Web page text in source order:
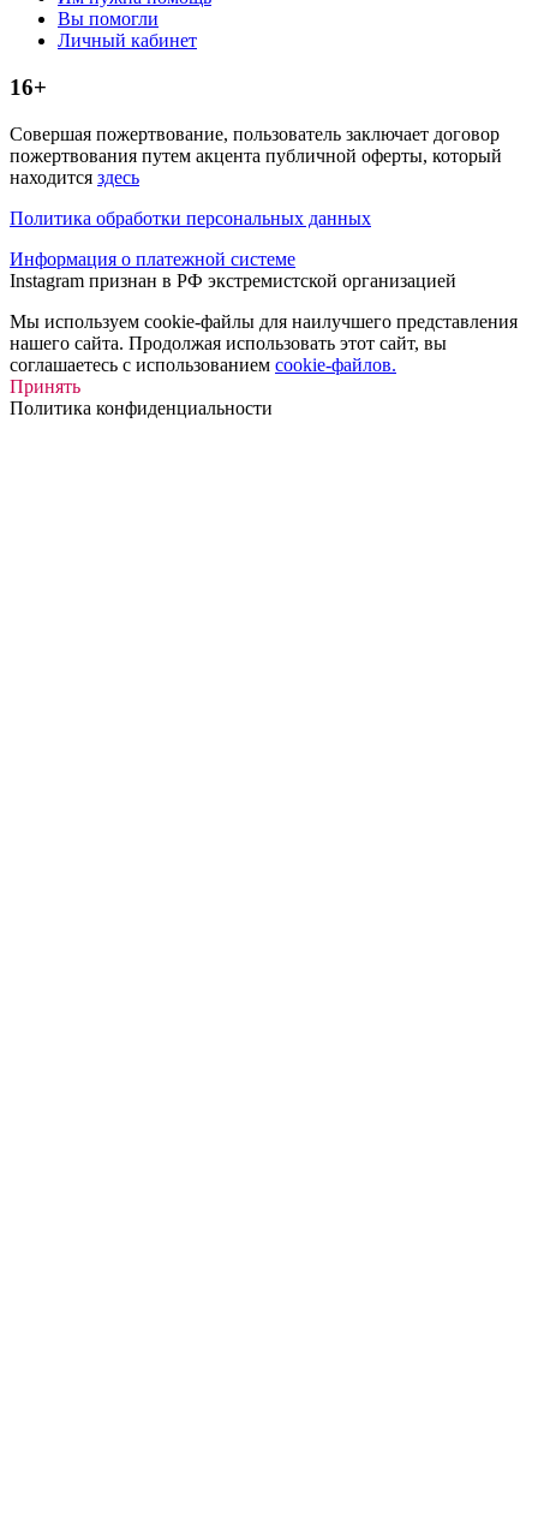
Вы помогли
Личный кабинет
16+
Совершая пожертвование, пользователь заключает договор
пожертвования путем акцента публичной оферты, который
находится здесь
Политика обработки персональных данных
Информация о платежной системе
Instagram признан в РФ экстремистской организацией
Мы используем cookie-файлы для наилучшего представления
нашего сайта. Продолжая использовать этот сайт, вы
соглашаетесь с использованием cookie-файлов.
Принять
Политика конфиденциальности